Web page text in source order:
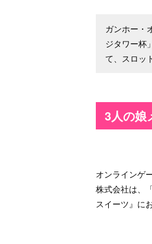
ガンホー・
ジタワー杯
て、スロッ
3人の娘
オンラインゲ
株式会社は、
スイーツ』に